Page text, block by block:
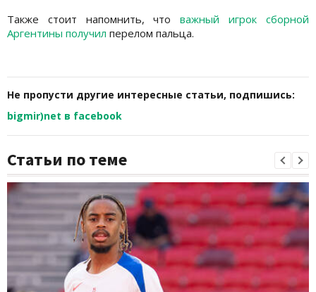
Также стоит напомнить, чтоважный игрок сборной
Аргентины получил перелом пальца.
Не пропусти другие интересные статьи, подпишись:
bigmir)net в facebook
Статьи по теме